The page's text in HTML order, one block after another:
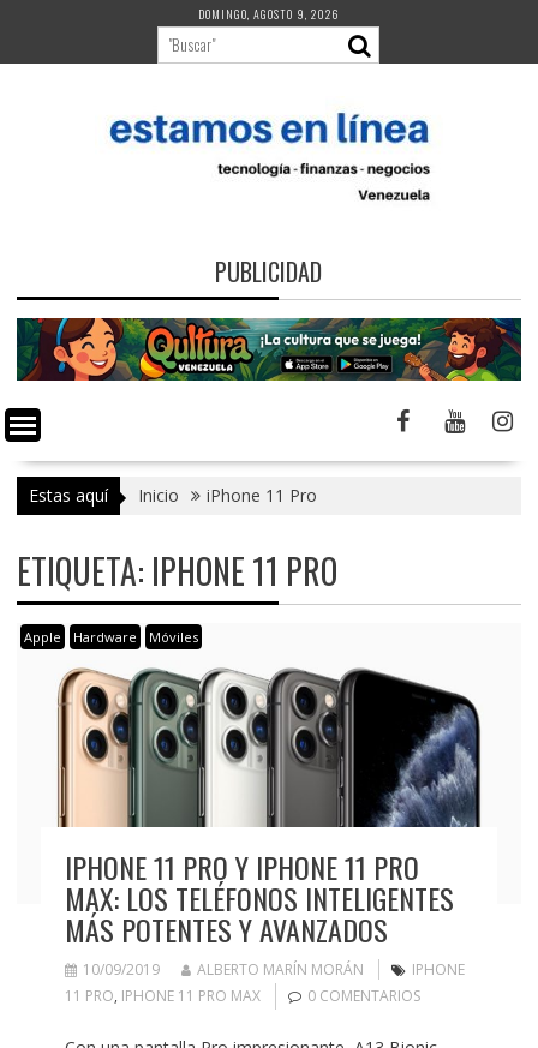
contenido
DOMINGO, AGOSTO 9, 2026
PUBLICIDAD
Estas aquí Inicio iPhone 11 Pro
ETIQUETA: IPHONE 11 PRO
Apple Hardware Móviles
IPHONE 11 PRO Y IPHONE 11 PRO
MAX: LOS TELÉFONOS INTELIGENTES
MÁS POTENTES Y AVANZADOS
10/09/2019 ALBERTO MARÍN MORÁN
IPHONE
11 PRO, IPHONE 11 PRO MAX 0 COMENTARIOS